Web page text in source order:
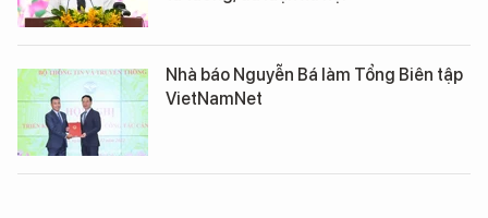
Nhà báo Nguyễn Bá làm Tổng Biên tập
VietNamNet